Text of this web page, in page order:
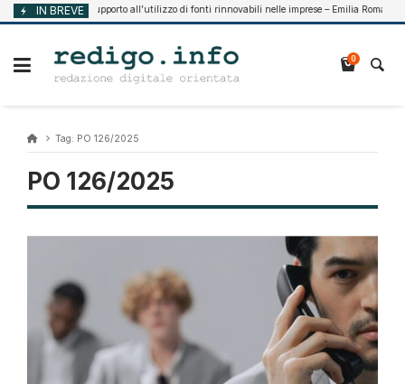
Vai
al
IN BREVE
Agosto 7, 2026 Supporto all’utilizzo di fonti rinnovabili nelle imprese – Emilia Romagna
0
Tag: PO 126/2025
PO 126/2025